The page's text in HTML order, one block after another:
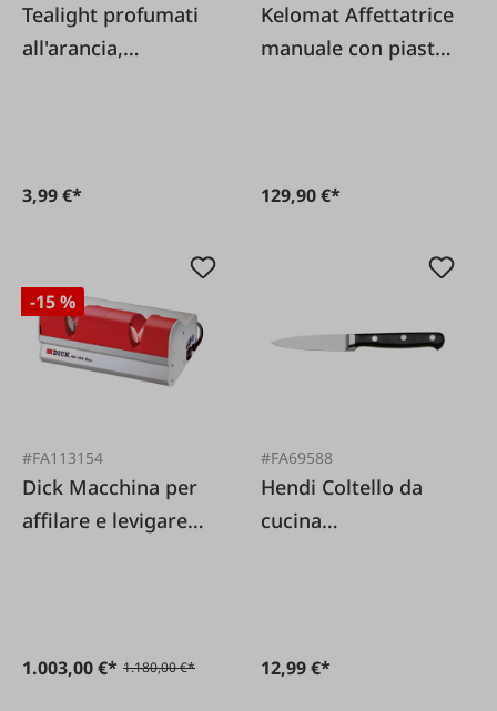
Tealight profumati
all'arancia,
3,99 €*
Kelomat Affettatrice
manuale con piastra
129,90 €*
-15 %
#FA113154
Dick Macchina per
affilare e levigare
1.003,00 €* 1.180,00 €*
#FA69588
Hendi Coltello da
cucina
12,99 €*